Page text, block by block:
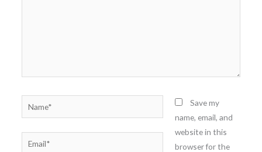
Name*
Email*
Save my
name, email, and
website in this
browser for the